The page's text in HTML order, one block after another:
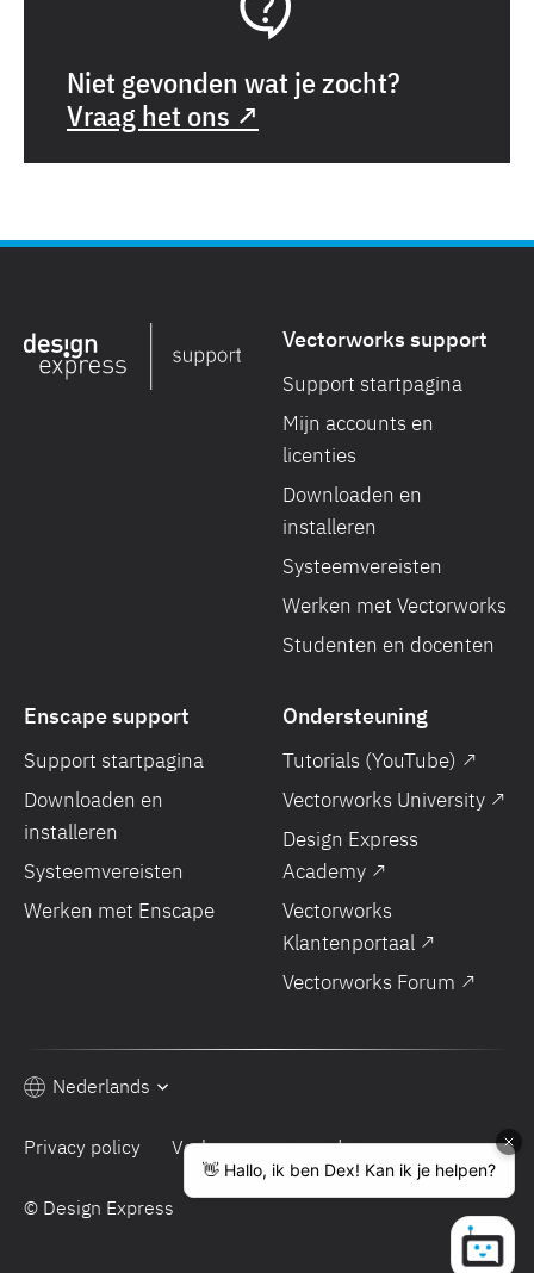
Niet gevonden wat je zocht?
Vraag het ons ↗
Vectorworks support
Support startpagina
Mijn accounts en
licenties
Downloaden en
installeren
Systeemvereisten
Werken met Vectorworks
Studenten en docenten
Enscape support
Support startpagina
Downloaden en
installeren
Systeemvereisten
Werken met Enscape
Ondersteuning
Tutorials (YouTube) ↗
Vectorworks University ↗
Design Express
Academy ↗
Vectorworks
Klantenportaal ↗
Vectorworks Forum ↗
© Design Express
Privacy policy Verkoopsvoorwaarden
Nederlands